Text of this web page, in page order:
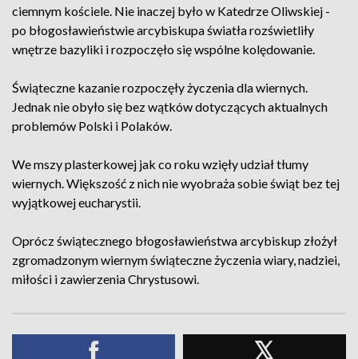
ciemnym kościele. Nie inaczej było w Katedrze Oliwskiej -
po błogosławieństwie arcybiskupa światła rozświetliły
wnętrze bazyliki i rozpoczęło się wspólne kolędowanie.
Świąteczne kazanie rozpoczęły życzenia dla wiernych.
Jednak nie obyło się bez wątków dotyczących aktualnych
problemów Polski i Polaków.
We mszy plasterkowej jak co roku wzięły udział tłumy
wiernych. Większość z nich nie wyobraża sobie świąt bez tej
wyjątkowej eucharystii.
Oprócz świątecznego błogosławieństwa arcybiskup złożył
zgromadzonym wiernym świąteczne życzenia wiary, nadziei,
miłości i zawierzenia Chrystusowi.